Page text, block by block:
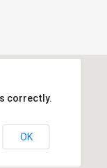
correctly.
OK